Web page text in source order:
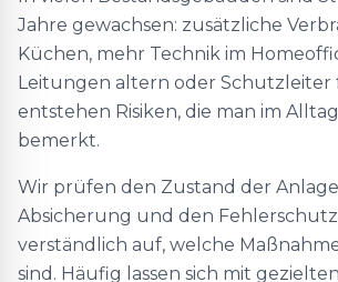
Jahre gewachsen: zusätzliche
Küchen, mehr Technik im
Leitungen altern oder Schutzleiter
entstehen Risiken, die man im
bemerkt.
Wir prüfen den Zustand der
Absicherung und den
verständlich auf, welche
sind. Häufig lassen sich mit